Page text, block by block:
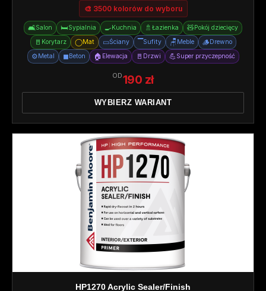
🎨 3500 kolorów do wyboru
🛋️Salon 🛏️Sypialnia 🍳Kuchnia 🚿 Łazienka 🧸Pokój dziecięcy
🚪 Korytarz ◯Mat ▭Ściany ▔Sufity 🪑 Meble 🪵Drewno
⚙️Metal ◼Beton 🏠 Elewacja 🚪 Drzwi 💪Super przyczepność
OD190 zł
WYBIERZ WARIANT
HP1270 Acrylic Sealer/Finish